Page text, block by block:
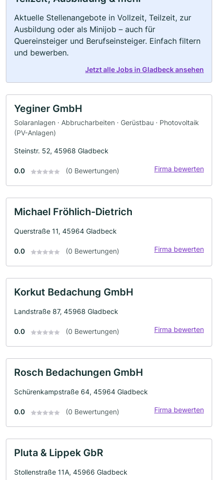
Aktuelle Stellenangebote in Vollzeit, Teilzeit, zur
Ausbildung oder als Minijob – auch für
Quereinsteiger und Berufseinsteiger. Einfach filtern
und bewerben.
Jetzt alle Jobs in Gladbeck ansehen
Yeginer GmbH
Solaranlagen · Abbrucharbeiten · Gerüstbau · Photovoltaik
(PV-Anlagen)
Steinstr. 52, 45968 Gladbeck
0.0 (0 Bewertungen) Firma bewerten
Michael Fröhlich-Dietrich
Querstraße 11, 45964 Gladbeck
0.0 (0 Bewertungen) Firma bewerten
Korkut Bedachung GmbH
Landstraße 87, 45968 Gladbeck
0.0 (0 Bewertungen) Firma bewerten
Rosch Bedachungen GmbH
Schürenkampstraße 64, 45964 Gladbeck
0.0 (0 Bewertungen) Firma bewerten
Pluta & Lippek GbR
Stollenstraße 11A, 45966 Gladbeck